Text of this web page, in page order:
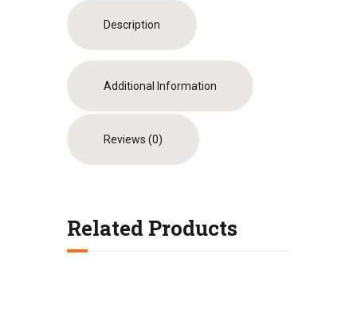
Description
Additional Information
Reviews (0)
Related Products